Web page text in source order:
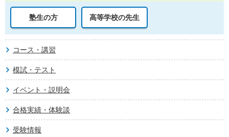
塾生の方 高等学校の先生
コース・講習
模試・テスト
イベント・説明会
合格実績・体験談
受験情報